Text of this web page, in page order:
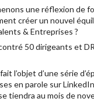
une réflexion de
créer un nouvel
& Entreprises ?
50 dirigeants et
l’objet d’une série
en parole sur
tiendra au mois de